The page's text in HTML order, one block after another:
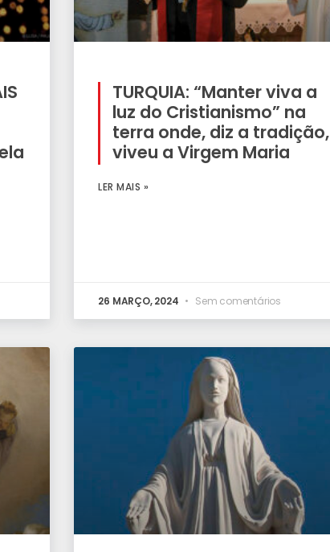
TURQUIA: “Manter viva a
luz do Cristianismo” na
terra onde, diz a tradição,
viveu a Virgem Maria
LER MAIS »
26 MARÇO, 2024 Sem comentários